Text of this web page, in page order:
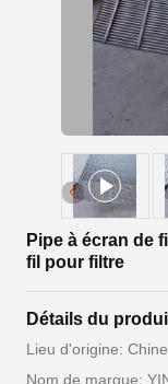
Pipe à écran de
fil pour filtre
Détails du
Lieu d'origine: Chine
Nom de marque: